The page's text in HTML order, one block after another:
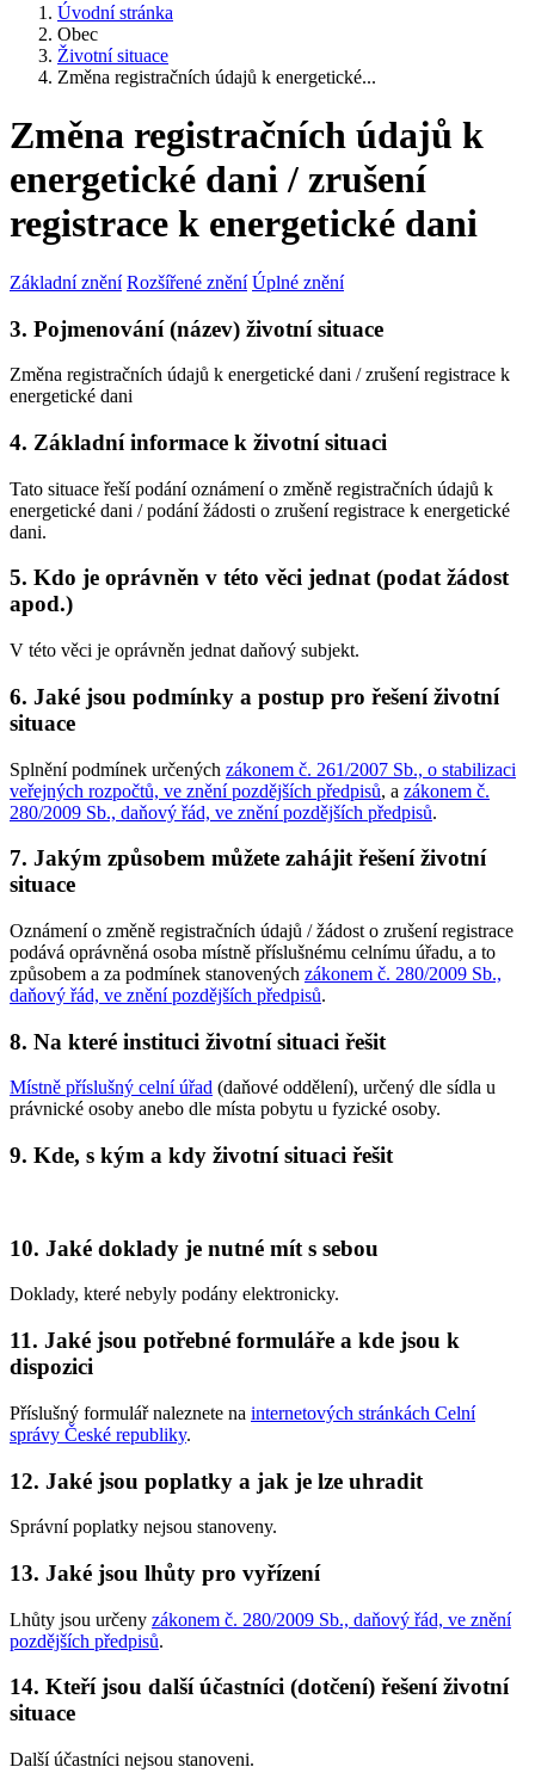
Úvodní stránka
Obec
Životní situace
Změna registračních údajů k energetické...
Změna registračních údajů k
energetické dani / zrušení
registrace k energetické dani
Základní znění Rozšířené znění Úplné znění
3. Pojmenování (název) životní situace
Změna registračních údajů k energetické dani / zrušení registrace k
energetické dani
4. Základní informace k životní situaci
Tato situace řeší podání oznámení o změně registračních údajů k
energetické dani / podání žádosti o zrušení registrace k energetické
dani.
5. Kdo je oprávněn v této věci jednat (podat žádost
apod.)
V této věci je oprávněn jednat daňový subjekt.
6. Jaké jsou podmínky a postup pro řešení životní
situace
Splnění podmínek určených zákonem č. 261/2007 Sb., o stabilizaci
veřejných rozpočtů, ve znění pozdějších předpisů, a zákonem č.
280/2009 Sb., daňový řád, ve znění pozdějších předpisů.
7. Jakým způsobem můžete zahájit řešení životní
situace
Oznámení o změně registračních údajů / žádost o zrušení registrace
podává oprávněná osoba místně příslušnému celnímu úřadu, a to
způsobem a za podmínek stanovených zákonem č. 280/2009 Sb.,
daňový řád, ve znění pozdějších předpisů.
8. Na které instituci životní situaci řešit
Místně příslušný celní úřad (daňové oddělení), určený dle sídla u
právnické osoby anebo dle místa pobytu u fyzické osoby.
9. Kde, s kým a kdy životní situaci řešit
10. Jaké doklady je nutné mít s sebou
Doklady, které nebyly podány elektronicky.
11. Jaké jsou potřebné formuláře a kde jsou k
dispozici
Příslušný formulář naleznete na internetových stránkách Celní
správy České republiky.
12. Jaké jsou poplatky a jak je lze uhradit
Správní poplatky nejsou stanoveny.
13. Jaké jsou lhůty pro vyřízení
Lhůty jsou určeny zákonem č. 280/2009 Sb., daňový řád, ve znění
pozdějších předpisů.
14. Kteří jsou další účastníci (dotčení) řešení životní
situace
Další účastníci nejsou stanoveni.